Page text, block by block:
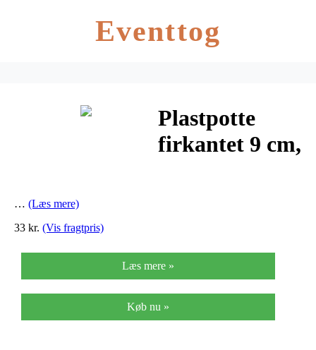
Eventtog
Plastpotte
firkantet 9 cm,
20…
… (Læs mere)
33 kr. (Vis fragtpris)
Læs mere »
Køb nu »